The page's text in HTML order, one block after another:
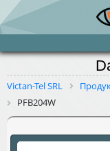
Victan-Tel SRL
PFB204W